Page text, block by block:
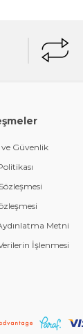
Güvenlik
Metni
İşlenmesi